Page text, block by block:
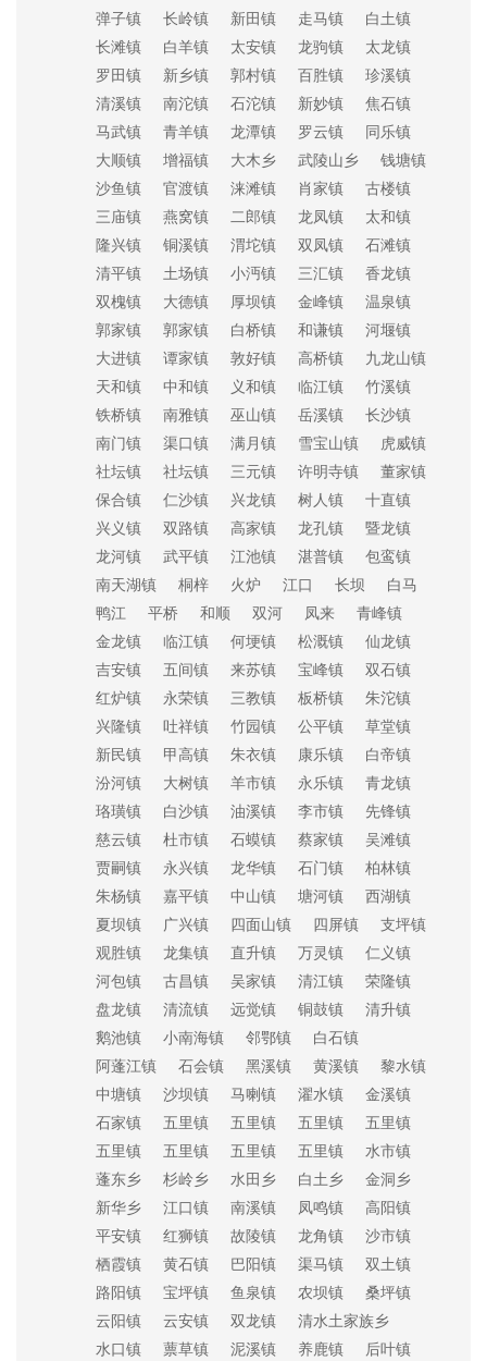
弹子镇
长岭镇 新田镇 走马镇
白土镇
长滩镇
白羊镇 太安镇 龙驹镇
太龙镇
罗田镇
新乡镇 郭村镇 百胜镇
珍溪镇
清溪镇
南沱镇 石沱镇 新妙镇
焦石镇
马武镇
青羊镇 龙潭镇 罗云镇
同乐镇
大顺镇
增福镇 大木乡 武陵山乡
钱塘镇
沙鱼镇
官渡镇 涞滩镇 肖家镇
古楼镇
三庙镇
燕窝镇 二郎镇 龙凤镇
太和镇
隆兴镇
铜溪镇 渭坨镇 双凤镇
石滩镇
清平镇
土场镇 小沔镇 三汇镇
香龙镇
双槐镇
大德镇 厚坝镇 金峰镇
温泉镇
郭家镇
郭家镇 白桥镇 和谦镇
河堰镇
大进镇
谭家镇 敦好镇 高桥镇
九龙山镇
天和镇
中和镇 义和镇 临江镇
竹溪镇
铁桥镇
南雅镇 巫山镇 岳溪镇
长沙镇
南门镇
渠口镇 满月镇 雪宝山镇
虎威镇
社坛镇
社坛镇 三元镇 许明寺镇
董家镇
保合镇
仁沙镇 兴龙镇 树人镇
十直镇
兴义镇
双路镇 高家镇 龙孔镇
暨龙镇
龙河镇
武平镇 江池镇 湛普镇
包鸾镇
南天湖镇
桐梓 火炉 江口 长坝
白马
鸭江
平桥 和顺 双河 凤来
青峰镇
金龙镇
临江镇 何埂镇 松溉镇
仙龙镇
吉安镇
五间镇 来苏镇 宝峰镇
双石镇
红炉镇
永荣镇 三教镇 板桥镇
朱沱镇
兴隆镇
吐祥镇 竹园镇 公平镇
草堂镇
新民镇
甲高镇 朱衣镇 康乐镇
白帝镇
汾河镇
大树镇 羊市镇 永乐镇
青龙镇
珞璜镇
白沙镇 油溪镇 李市镇
先锋镇
慈云镇
杜市镇 石蟆镇 蔡家镇
吴滩镇
贾嗣镇
永兴镇 龙华镇 石门镇
柏林镇
朱杨镇
嘉平镇 中山镇 塘河镇
西湖镇
夏坝镇
广兴镇 四面山镇 四屏镇
支坪镇
观胜镇
龙集镇 直升镇 万灵镇
仁义镇
河包镇
古昌镇 吴家镇 清江镇
荣隆镇
盘龙镇
清流镇 远觉镇 铜鼓镇
清升镇
鹅池镇
小南海镇 邻鄂镇
白石镇
阿蓬江镇
石会镇 黑溪镇 黄溪镇
黎水镇
中塘镇
沙坝镇 马喇镇 濯水镇
金溪镇
石家镇
五里镇 五里镇 五里镇
五里镇
五里镇
五里镇 五里镇 五里镇
水市镇
蓬东乡
杉岭乡 水田乡 白土乡
金洞乡
新华乡
江口镇 南溪镇 凤鸣镇
高阳镇
平安镇
红狮镇 故陵镇 龙角镇
沙市镇
栖霞镇
黄石镇 巴阳镇 渠马镇
双土镇
路阳镇
宝坪镇 鱼泉镇 农坝镇
桑坪镇
云阳镇
云安镇 双龙镇
清水土家族乡
水口镇
蔈草镇 泥溪镇 养鹿镇 后叶镇